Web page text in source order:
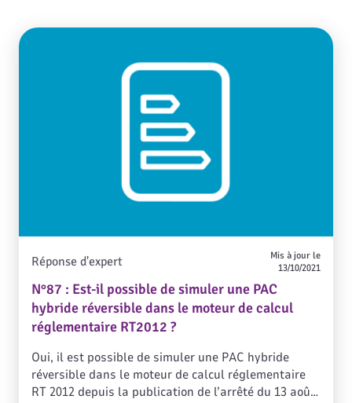
N°87 : Est-il possible de simuler une PAC
hybride réversible dans le moteur de calcul
réglementaire RT2012 ?
Réponse d'expert
Mis à jour le
13/10/2021
Oui, il est possible de simuler une PAC hybride
réversible dans le moteur de calcul réglementaire
RT 2012 depuis la publication de l’arrêté du 13 août